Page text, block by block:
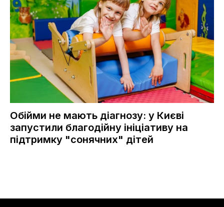
Обійми не мають діагнозу: у Києві
запустили благодійну ініціативу на
підтримку "сонячних" дітей